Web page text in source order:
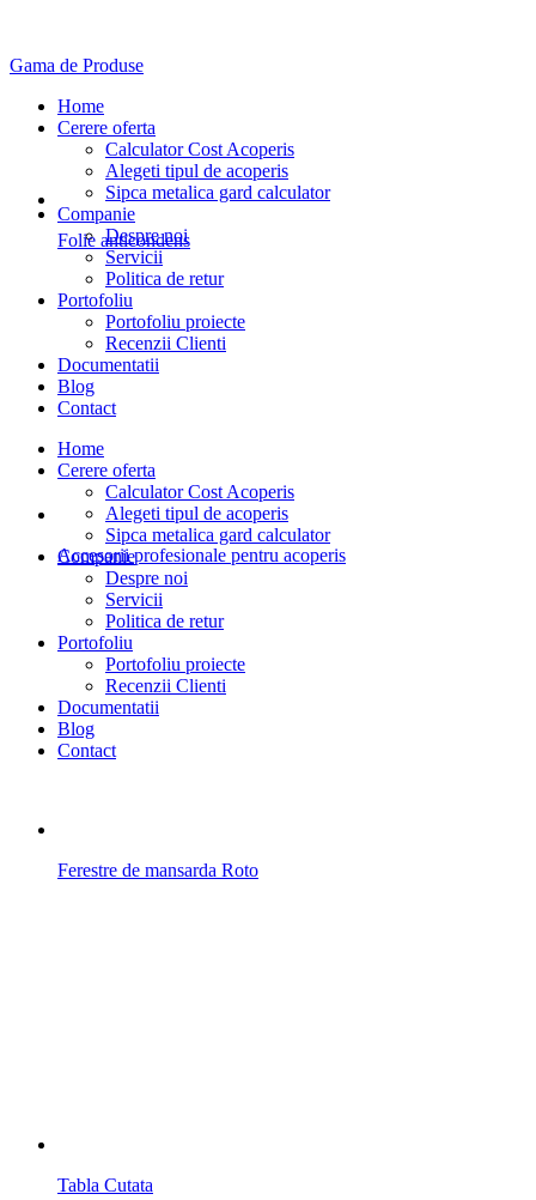
Gama de Produse
Home
Cerere oferta
Calculator Cost Acoperis
Alegeti tipul de acoperis
Sipca metalica gard calculator
Companie
Despre noi
Servicii
Politica de retur
Portofoliu
Portofoliu proiecte
Recenzii Clienti
Documentatii
Blog
Contact
Home
Cerere oferta
Calculator Cost Acoperis
Alegeti tipul de acoperis
Sipca metalica gard calculator
Companie
Despre noi
Servicii
Politica de retur
Portofoliu
Portofoliu proiecte
Recenzii Clienti
Documentatii
Blog
Contact
Folie anticondens
Accesorii profesionale pentru acoperis
Ferestre de mansarda Roto
Tabla Cutata